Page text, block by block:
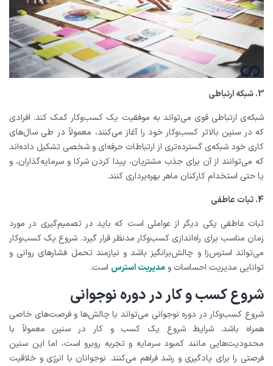
3. شبکه ارتباطی
شبکه‌ی ارتباطی قوی می‌تواند به موفقیت یک کسب‌وکار کمک کند. افرادی
که در سنین بالاتر کسب‌وکار خود را آغاز می‌کنند، معمولاً در طی سال‌های
کاری خود شبکه‌ی گسترده‌تری از ارتباطات حرفه‌ای و شخصی تشکیل داده‌اند
که می‌توانند از آن برای جذب مشتریان، پیدا کردن شرکا و سرمایه‌گذاران، و
یا حتی استخدام کارکنان ماهر بهره‌برداری کنند.
4. ثبات عاطفی
ثبات عاطفی یکی دیگر از عواملی است که باید در تصمیم‌گیری در مورد
زمان مناسب برای راه‌اندازی کسب‌وکار مدنظر قرار گیرد. شروع یک کسب‌وکار
می‌تواند استرس‌زا و چالش‌برانگیز باشد و نیازمند تحمل فشارهای روانی و
توانایی مدیریت احساسات و مدیریت استرس است.
شروع کسب و کار در دوره نوجوانی
شروع کسب‌وکار در دوره نوجوانی می‌تواند با چالش‌ها و فرصت‌های خاصی
همراه باشد. شرایط شروع یک کسب و کار در سنین معمولاً با
محدودیت‌هایی مانند کمبود سرمایه و تجربه روبرو است، اما این سنین
فرصتی را برای یادگیری و رشد فراهم می‌کنند. نوجوانان با انرژی و خلاقیت